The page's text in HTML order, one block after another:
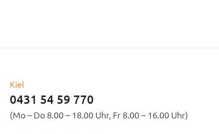
Kiel
0431 54 59 770
(Mo – Do 8.00 – 18.00 Uhr, Fr 8.00 – 16.00 Uhr)